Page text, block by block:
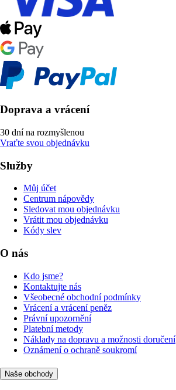
Doprava a vrácení
30 dní na rozmyšlenou
Vraťte svou objednávku
Služby
Můj účet
Centrum nápovědy
Sledovat mou objednávku
Vrátit mou objednávku
Kódy slev
O nás
Kdo jsme?
Kontaktujte nás
Všeobecné obchodní podmínky
Vrácení a vrácení peněz
Právní upozornění
Platební metody
Náklady na dopravu a možnosti doručení
Oznámení o ochraně soukromí
Naše obchody